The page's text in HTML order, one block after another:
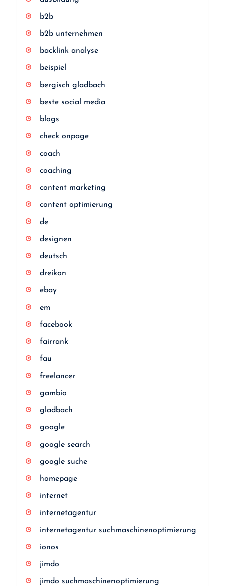
b2b
b2b unternehmen
backlink analyse
beispiel
bergisch gladbach
beste social media
blogs
check onpage
coach
coaching
content marketing
content optimierung
de
designen
deutsch
dreikon
ebay
em
facebook
fairrank
fau
freelancer
gambio
gladbach
google
google search
google suche
homepage
internet
internetagentur
internetagentur suchmaschinenoptimierung
ionos
jimdo
jimdo suchmaschinenoptimierung